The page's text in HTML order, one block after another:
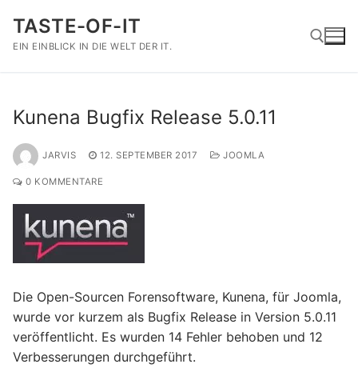
Inhalt
springen
TASTE-OF-IT
EIN EINBLICK IN DIE WELT DER IT.
Kunena Bugfix Release 5.0.11
JARVIS 12. SEPTEMBER 2017 JOOMLA
0 KOMMENTARE
Die Open-Sourcen Forensoftware, Kunena, für Joomla,
wurde vor kurzem als Bugfix Release in Version 5.0.11
veröffentlicht. Es wurden 14 Fehler behoben und 12
Verbesserungen durchgeführt.